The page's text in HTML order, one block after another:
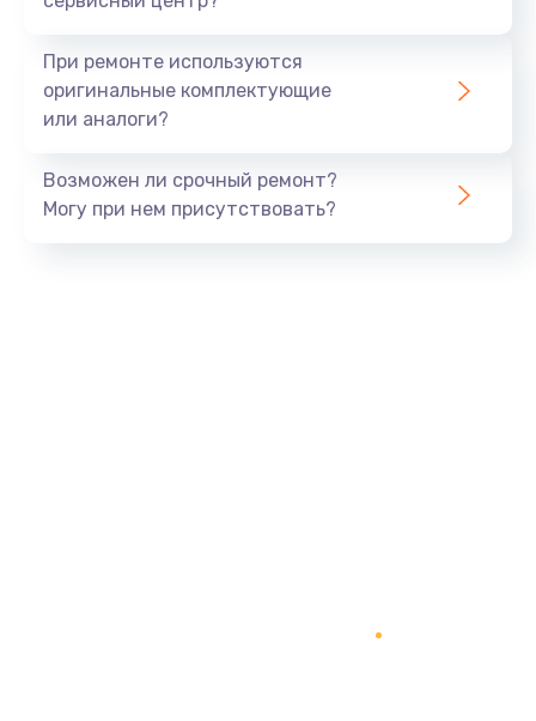
1530 руб.
Замена шлейфа матрицы
При ремонте используются
оригинальные комплектующие
или аналоги?
Возможен ли срочный ремонт?
Могу при нем присутствовать?